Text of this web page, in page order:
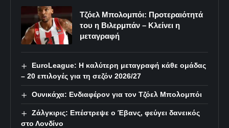
Τζόελ Μπολομπόι: Προτεραιότητά
του η Βιλερμπάν – Κλείνει η
μεταγραφή
EuroLeague: Η καλύτερη μεταγραφή κάθε ομάδας
– 20 επιλογές για τη σεζόν 2026/27
Ουνικάχα: Ενδιαφέρον για τον Τζόελ Μπολομπόι
Ζάλγκιρις: Επέστρεψε ο Έβανς, φεύγει δανεικός
στο Λονδίνο